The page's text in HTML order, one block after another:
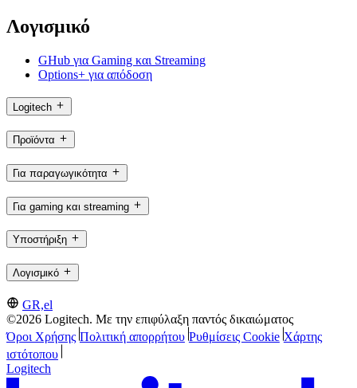
Λογισμικό
GHub για Gaming και Streaming
Options+ για απόδοση
Logitech
Προϊόντα
Για παραγωγικότητα
Για gaming και streaming
Υποστήριξη
Λογισμικό
GR,el
©2026 Logitech. Με την επιφύλαξη παντός δικαιώματος
Όροι Χρήσης Πολιτική απορρήτου Ρυθμίσεις Cookie Χάρτης
ιστότοπου
Logitech